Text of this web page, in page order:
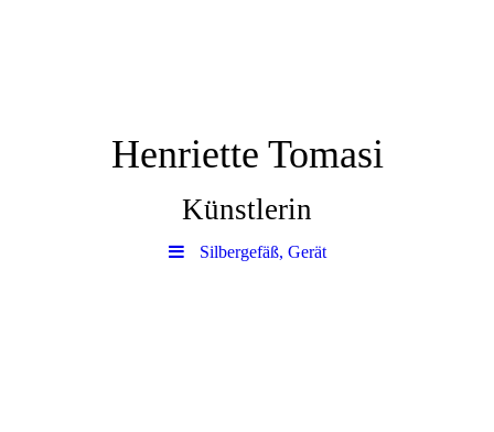
Henriette Tomasi
Künstlerin
Silbergefäß, Gerät